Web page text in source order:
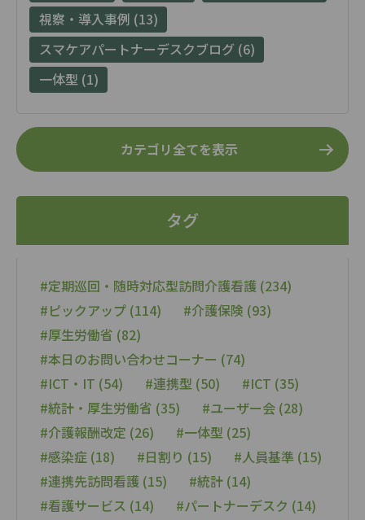
視察・導入事例 (13)
スマケアパートナーデスクブログ (6)
一体型 (1)
カテゴリ全てを表示
タグ
#定期巡回・随時対応型訪問介護看護 (234)
#ピックアップ (114)
#介護保険 (93)
#厚生労働省 (82)
#本日のお問い合わせコーナー (74)
#ICT・IT (54)
#連携型 (50)
#ICT (35)
#統計・厚生労働省 (35)
#ユーザー会 (28)
#介護報酬改定 (26)
#一体型 (25)
#感染症 (18)
#日割り (15)
#人員基準 (15)
#連携先訪問看護 (15)
#統計 (14)
#看護サービス (14)
#パートナーデスク (14)